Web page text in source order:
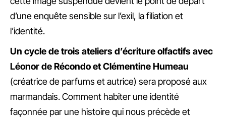
d’une enquête sensible sur l’exil, la filiation et
l’identité.
Un cycle de trois ateliers d’écriture olfactifs avec
Léonor de Récondo et Clémentine Humeau
(créatrice de parfums et autrice) sera proposé aux
marmandais. Comment habiter une identité
façonnée par une histoire qui nous précède et